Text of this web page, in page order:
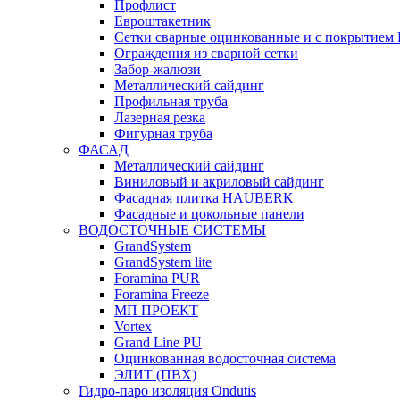
Профлист
Евроштакетник
Сетки сварные оцинкованные и с
Ограждения из сварной сетки
Забор-жалюзи
Металлический сайдинг
Профильная труба
Лазерная резка
Фигурная труба
ФАСАД
Металлический сайдинг
Виниловый и акриловый сайдинг
Фасадная плитка HAUBERK
Фасадные и цокольные панели
ВОДОСТОЧНЫЕ СИСТЕМЫ
GrandSystem
GrandSystem lite
Foramina PUR
Foramina Freeze
МП ПРОЕКТ
Vortex
Grand Line PU
Оцинкованная водосточная система
ЭЛИТ (ПВХ)
Гидро-паро изоляция Ondutis